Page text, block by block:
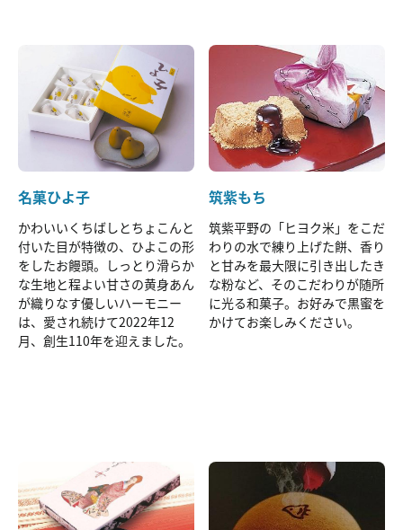
名菓ひよ子
かわいいくちばしとちょこんと
付いた目が特徴の、ひよこの形
をしたお饅頭。しっとり滑らか
な生地と程よい甘さの黄身あん
が織りなす優しいハーモニー
は、愛され続けて2022年12
月、創生110年を迎えました。
筑紫もち
筑紫平野の「ヒヨク米」をこだ
わりの水で練り上げた餅、香り
と甘みを最大限に引き出したき
な粉など、そのこだわりが随所
に光る和菓子。お好みで黒蜜を
かけてお楽しみください。